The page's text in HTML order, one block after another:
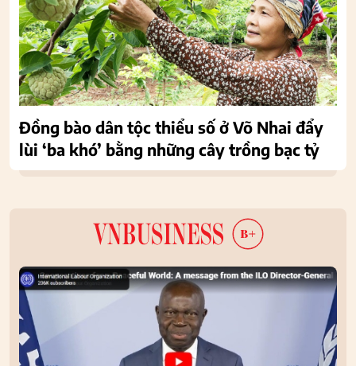
Đồng bào dân tộc thiểu số ở Võ Nhai đẩy
lùi ‘ba khó’ bằng những cây trồng bạc tỷ